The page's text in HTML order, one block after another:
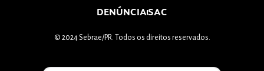
DENÚNCIASAC
© 2024 Sebrae/PR. Todos os direitos reservados.